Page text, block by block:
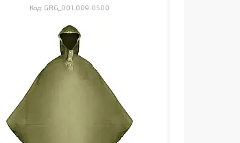
GRG_001.009.0500